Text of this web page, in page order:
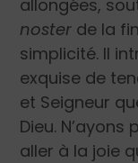
allongées,
noster de la
simplicité. Il
exquise de
et Seigneur
Dieu.
aller à la joie